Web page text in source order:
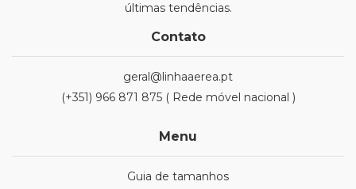
últimas tendências.
Contato
geral@linhaaerea.pt
(+351) 966 871 875 ( Rede móvel nacional )
Menu
Guia de tamanhos